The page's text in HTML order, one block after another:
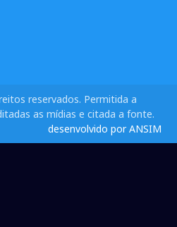
reservados. Permitida a
as mídias e citada a fonte.
desenvolvido por ANSIM